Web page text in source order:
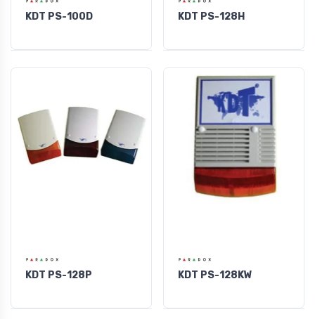
KDT PS-100D KDT PS-128H
KDT PS-128P KDT PS-128KW